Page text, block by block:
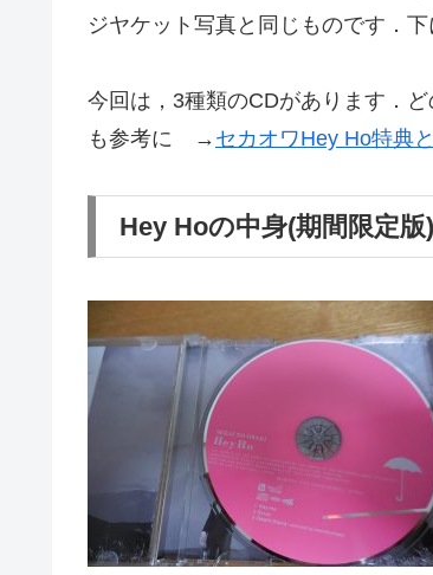
ジヤケット写真と同じものです．
今回は，3種類のCDがあります．
も参考に → セカオワHey Ho特典
Hey Hoの中身(期間限定版)